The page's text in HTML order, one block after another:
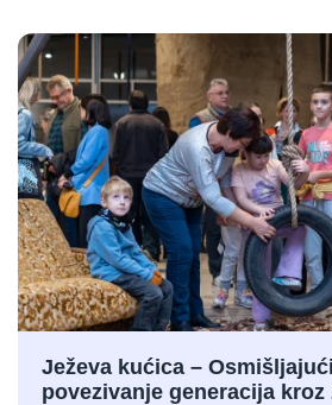
Ježeva kućica –
povezivanje generacija